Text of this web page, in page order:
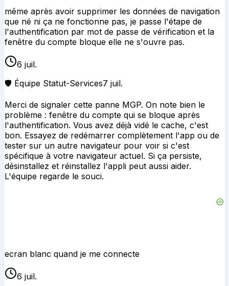
problème : fenêtre du compte qui se bloque après
l'authentification. Vous avez déjà vidé le cache, c'est
bon. Essayez de redémarrer complètement l'app ou de
tester sur un autre navigateur pour voir si c'est
spécifique à votre navigateur actuel. Si ça persiste,
désinstallez et réinstallez l'appli peut aussi aider.
L'équipe regarde le souci.
ecran blanc quand je me connecte
6 juil.
puis redémarre complètement. Si c'est toujours blanc,
teste avec un autre navigateur ou attends quelques
minutes et réessaie, ça peut être une surcharge
passagère. On suit la situation sur MGP!